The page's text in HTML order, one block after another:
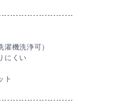
濯機洗浄可）
にくい
ト